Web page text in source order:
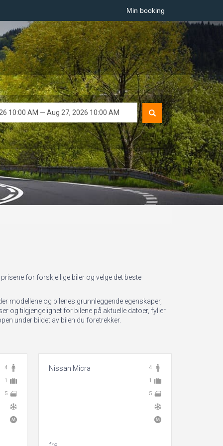
Min booking
for forskjellige biler og velge det beste
modellene og bilenes grunnleggende egenskaper,
og tilgjengelighet for bilene på aktuelle datoer, fyller
under bildet av bilen du foretrekker.
4
1
5
4
1
5
Nissan Micra